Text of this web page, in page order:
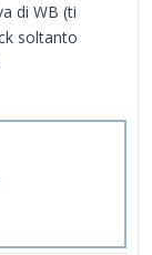
di WB (ti
soltanto